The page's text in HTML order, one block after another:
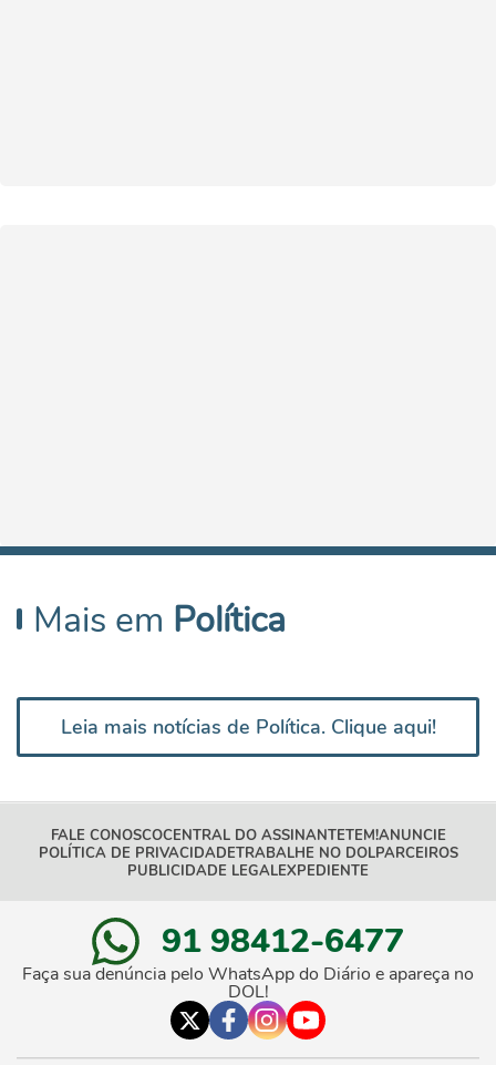
Mais em Política
Leia mais notícias de Política. Clique aqui!
FALE CONOSCOCENTRAL DO ASSINANTETEM!ANUNCIE
POLÍTICA DE PRIVACIDADETRABALHE NO DOLPARCEIROS
PUBLICIDADE LEGALEXPEDIENTE
91 98412-6477
Faça sua denúncia pelo WhatsApp do Diário e apareça no
DOL!